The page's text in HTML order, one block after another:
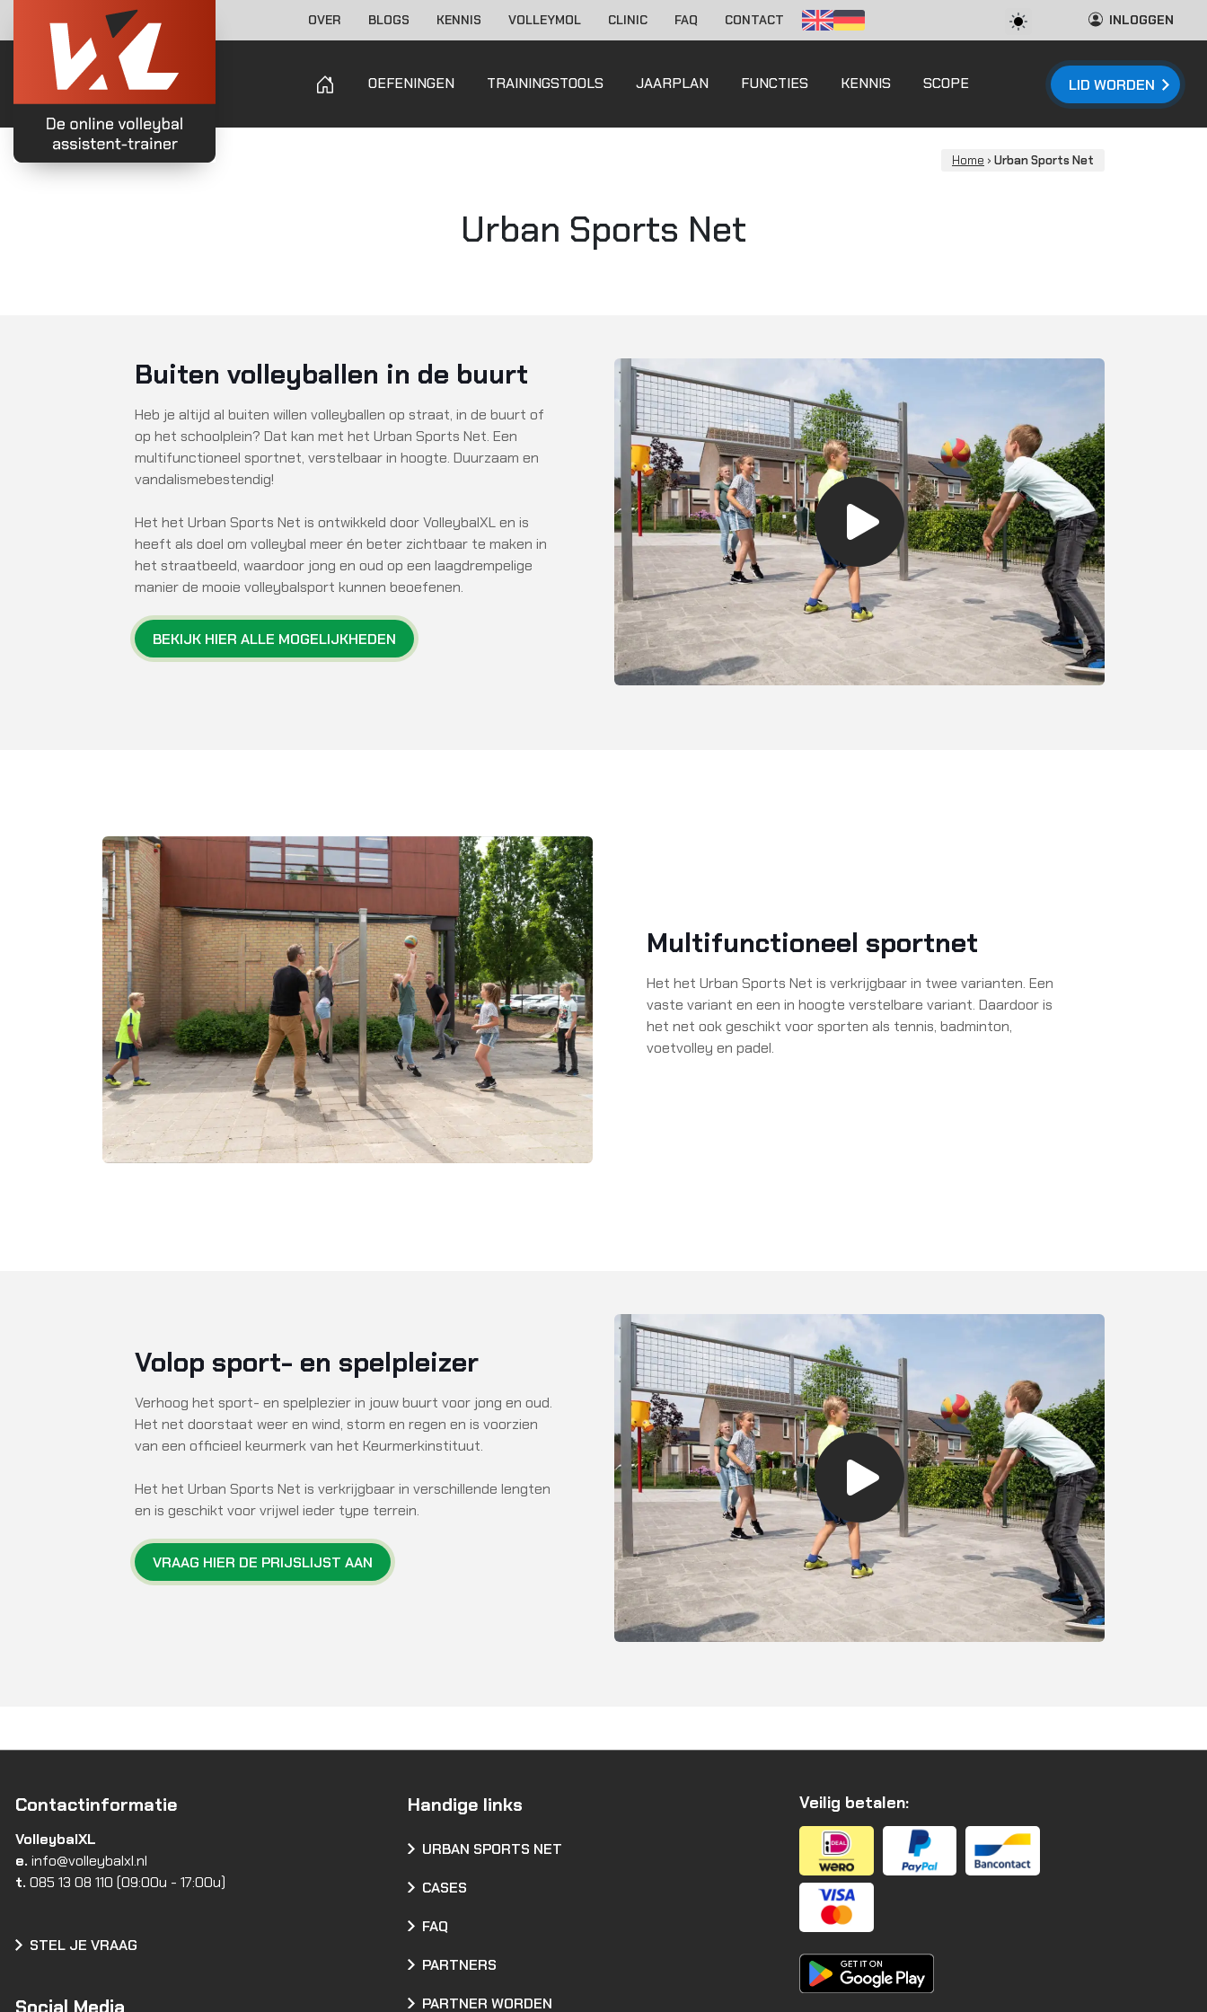
OVER BLOGS KENNIS VOLLEYMOL CLINIC FAQ CONTACT INLOGGEN
OEFENINGEN TRAININGSTOOLS JAARPLAN FUNCTIES KENNIS SCOPE LID WORDEN
Home › Urban Sports Net
Urban Sports Net
Buiten volleyballen in de buurt
Heb je altijd al buiten willen volleyballen op straat, in de buurt of
op het schoolplein? Dat kan met het Urban Sports Net. Een
multifunctioneel sportnet, verstelbaar in hoogte. Duurzaam en
vandalismebestendig!
Het het Urban Sports Net is ontwikkeld door VolleybalXL en is
heeft als doel om volleybal meer én beter zichtbaar te maken in
het straatbeeld, waardoor jong en oud op een laagdrempelige
manier de mooie volleybalsport kunnen beoefenen.
BEKIJK HIER ALLE MOGELIJKHEDEN
Multifunctioneel sportnet
Het het Urban Sports Net is verkrijgbaar in twee varianten. Een
vaste variant en een in hoogte verstelbare variant. Daardoor is
het net ook geschikt voor sporten als tennis, badminton,
voetvolley en padel.
Volop sport- en spelpleizer
Verhoog het sport- en spelplezier in jouw buurt voor jong en oud.
Het net doorstaat weer en wind, storm en regen en is voorzien
van een officieel keurmerk van het Keurmerkinstituut.
Het het Urban Sports Net is verkrijgbaar in verschillende lengten
en is geschikt voor vrijwel ieder type terrein.
VRAAG HIER DE PRIJSLIJST AAN
Contactinformatie
VolleybalXL
e. info@volleybalxl.nl
t. 085 13 08 110 (09:00u - 17:00u)
STEL JE VRAAG
Social Media
Handige links
URBAN SPORTS NET
CASES
FAQ
PARTNERS
PARTNER WORDEN
Veilig betalen: